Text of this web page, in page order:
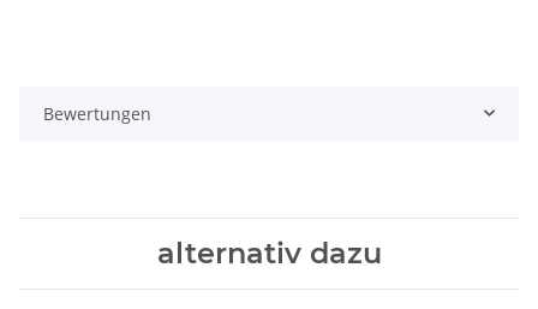
Bewertungen
alternativ dazu